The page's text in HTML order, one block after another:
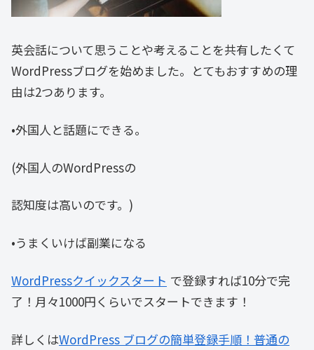
英会話について思うことや考えることを共有したくて
WordPressブログを始めました。とてもおすすめの理
由は2つあります。
•外国人と話題にできる。
(外国人のWordPressの
認知度は高いのです。)
•うまくいけば副業になる
WordPressクイックスタート で登録すれば10分で完
了！月々1000円くらいでスタートできます！
詳しくはWordPress ブログの簡単登録手順！普通の